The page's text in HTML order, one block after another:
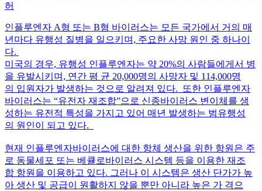
허
인플루엔자 A형 또는 B형 바이러스는 모든 국가에서 거의 매
년마다 유행성 질병을 일으키며, 주요한 사망 원인 중 하나이
다.
미국의 경우, 유행성 인플루엔자는 약 20%의 사람들에게서 병
을 유발시키며, 연간 평 균 20,000명의 사망자 및 114,000명
의 입원자가 발생하는 것으로 알려져 있다. 또한 인플루엔자
바이러스는 “유전자 재조합”으로 신종바이러스 변이체를 생
성하는 유전적 특성을 가지고 있어 매년 발생하는 범유행성
의 원인이 되고 있다.
현재 인플루엔자바이러스에 대한 항체 생산을 위한 항원은 주
로 동물세포 또는 베큘로바이러스 시스템 등을 이용한 재조
합 항원을 이용하고 있다. 그러나 이 시스템은 생산 단가가 높
아 생산 및 공급이 원활하지 않을 뿐만 아니라 높은 가 격으